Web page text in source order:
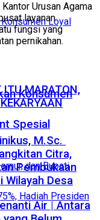
Konsumen
Spesial
Urusan Agama
layanan
fungsi yang
pernikahan.
ITU MARATON,
M.Sc.
Citra,
Pembukaan
Wilayah Desa​
Air | Antara